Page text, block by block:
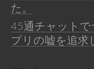
た。
45通チャットで
プリの嘘を追求